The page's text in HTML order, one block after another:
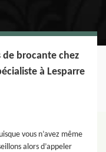
brocante chez
à Lesparre
vous n’avez même
alors d’appeler